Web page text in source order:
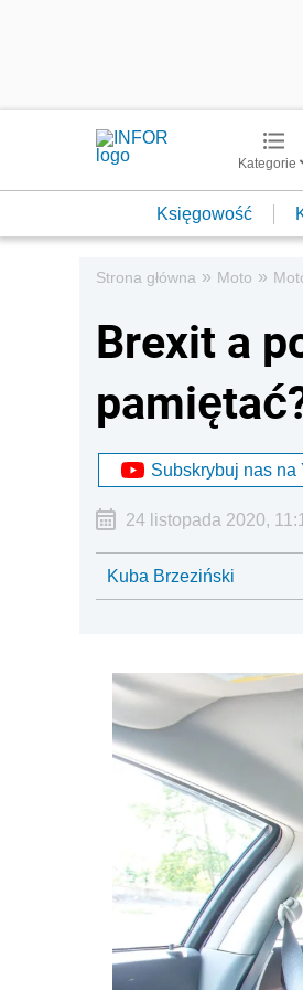
Kategorie
Księgowość
Strona główna » Moto »
Brexit a
Subskrybuj nas na
24 listopada 2020,
Kuba Brzeziński